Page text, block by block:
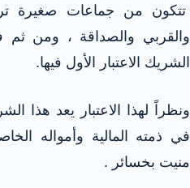
تتكون من جماعات صغيرة
والقربي والصداقة ، ومن
الشريك الاعتبار الأول فيها.
ونظراً لهذا الاعتبار يعد هذا
في ذمته المالية وأمواله
منيت بخسائر .